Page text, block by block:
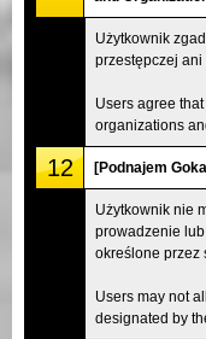
Użytkownik
przestępczej ani
Users agree
organizations
12 [Podnajem
Użytkownik nie
prowadzenie
określone przez
Users may not
designated by